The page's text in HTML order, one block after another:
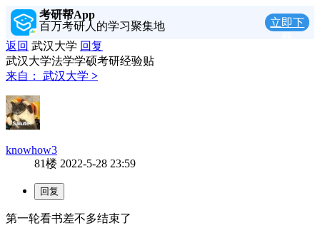
考研帮App
百万考研人的学习聚集地
立即下
返回 武汉大学 回复
武汉大学法学学硕考研经验贴
来自：
武汉大学 >
knowhow3
81楼 2022-5-28 23:59
第一轮看书差不多结束了